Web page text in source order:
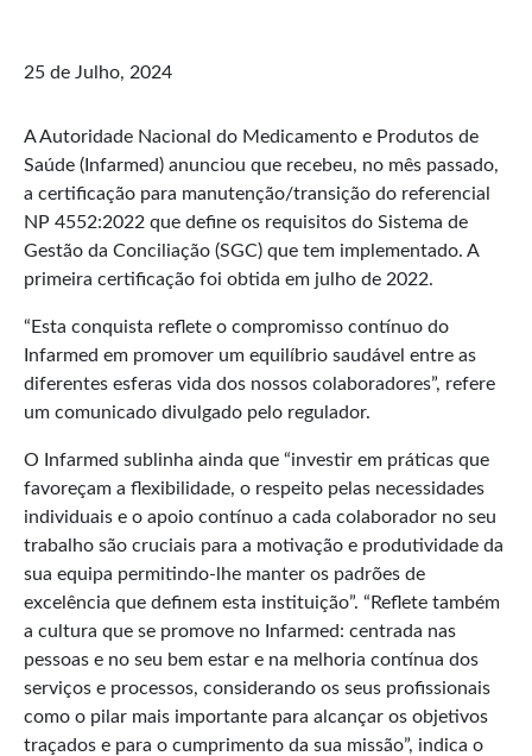
25 de Julho, 2024
A Autoridade Nacional do Medicamento e Produtos de
Saúde (Infarmed) anunciou que recebeu, no mês passado,
a certificação para manutenção/transição do referencial
NP 4552:2022 que define os requisitos do Sistema de
Gestão da Conciliação (SGC) que tem implementado. A
primeira certificação foi obtida em julho de 2022.
“Esta conquista reflete o compromisso contínuo do
Infarmed em promover um equilíbrio saudável entre as
diferentes esferas vida dos nossos colaboradores”, refere
um comunicado divulgado pelo regulador.
O Infarmed sublinha ainda que “investir em práticas que
favoreçam a flexibilidade, o respeito pelas necessidades
individuais e o apoio contínuo a cada colaborador no seu
trabalho são cruciais para a motivação e produtividade da
sua equipa permitindo-lhe manter os padrões de
excelência que definem esta instituição”. “Reflete também
a cultura que se promove no Infarmed: centrada nas
pessoas e no seu bem estar e na melhoria contínua dos
serviços e processos, considerando os seus profissionais
como o pilar mais importante para alcançar os objetivos
traçados e para o cumprimento da sua missão”, indica o